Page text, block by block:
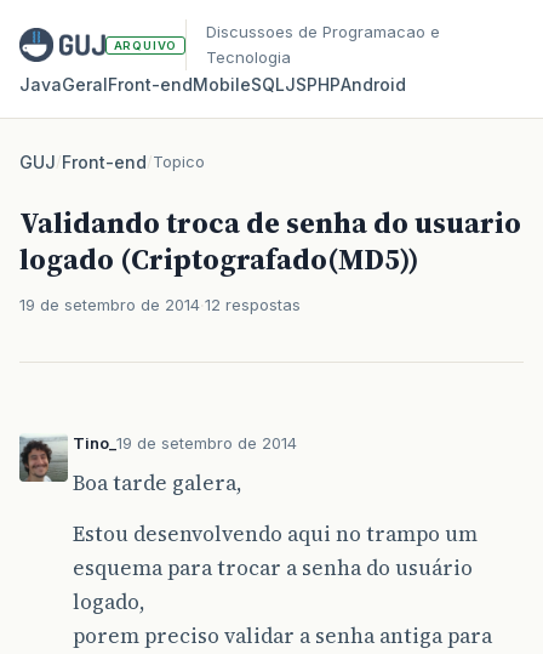
ARQUIVO
Discussoes de Programacao e
Tecnologia
JavaGeralFront‑endMobileSQLJSPHPAndroid
GUJ/Front-end/Topico
Validando troca de senha do usuario
logado (Criptografado(MD5))
19 de setembro de 2014 12 respostas
Tino_ 19 de setembro de 2014
Boa tarde galera,
Estou desenvolvendo aqui no trampo um
esquema para trocar a senha do usuário
logado,
porem preciso validar a senha antiga para